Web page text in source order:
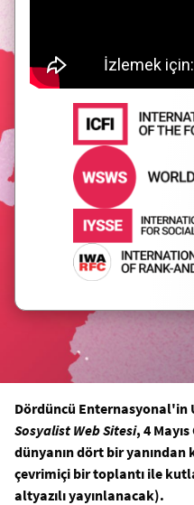
Dördüncü Enternasyonal'in
Sosyalist Web Sitesi, 4
dünyanın dört bir yanından
çevrimiçi bir toplantı ile
altyazılı yayınlanacak).